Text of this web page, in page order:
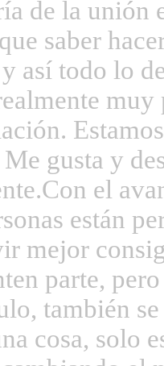
de la unión
saber
así todo lo
muy
gusta y
Con el
están
mejor
parte,
también
cosa, solo